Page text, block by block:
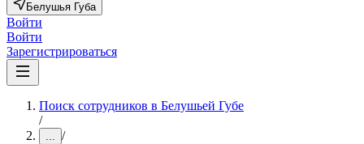
Белушья Губа
Войти
Войти
Зарегистрироваться
Поиск сотрудников в Белушьей Губе
/
... /